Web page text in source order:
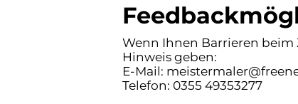
Wenn Ihnen Barrieren beim
Hinweis geben:
E-Mail:
Telefon: 0355 49353277